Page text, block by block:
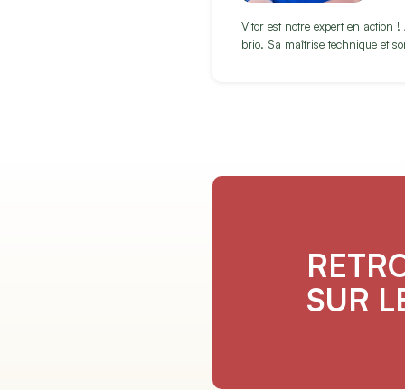
Vitor est notre expert en action
brio. Sa maîtrise technique et
SUR